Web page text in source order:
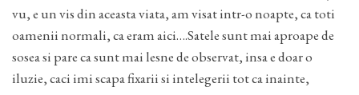
vu, e un vis din aceasta viata, am visat intr-o noapte, ca toti
oamenii normali, ca eram aici….Satele sunt mai aproape de
sosea si pare ca sunt mai lesne de observat, insa e doar o
iluzie, caci imi scapa fixarii si intelegerii tot ca inainte,